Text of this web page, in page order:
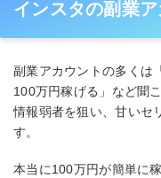
インスタの副業
副業アカウントの多くは
100万円稼げる」など聞
情報弱者を狙い、甘いセ
す。
本当に100万円が簡単に